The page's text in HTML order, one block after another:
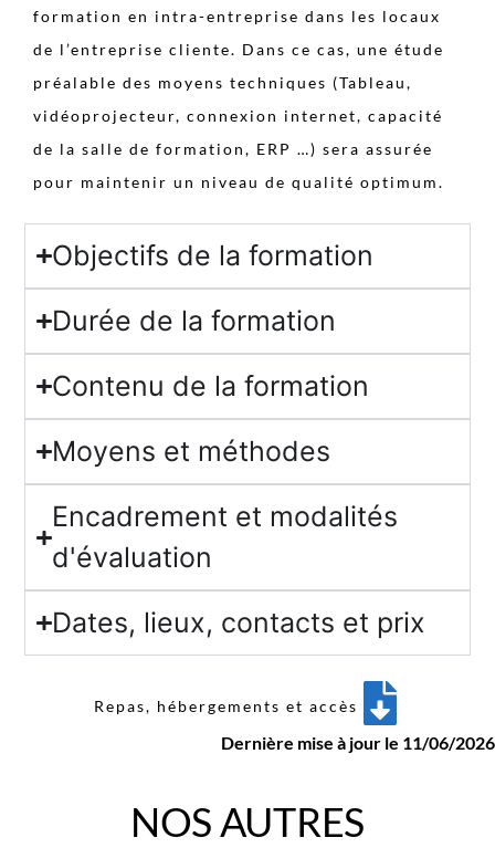
formation en intra-entreprise dans les locaux
de l’entreprise cliente. Dans ce cas, une étude
préalable des moyens techniques (Tableau,
vidéoprojecteur, connexion internet, capacité
de la salle de formation, ERP …) sera assurée
pour maintenir un niveau de qualité optimum.
Objectifs de la formation
Durée de la formation
Contenu de la formation
Moyens et méthodes
Encadrement et modalités
d'évaluation
Dates, lieux, contacts et prix
Repas, hébergements et accès
Dernière mise à jour le 11/06/2026
NOS AUTRES